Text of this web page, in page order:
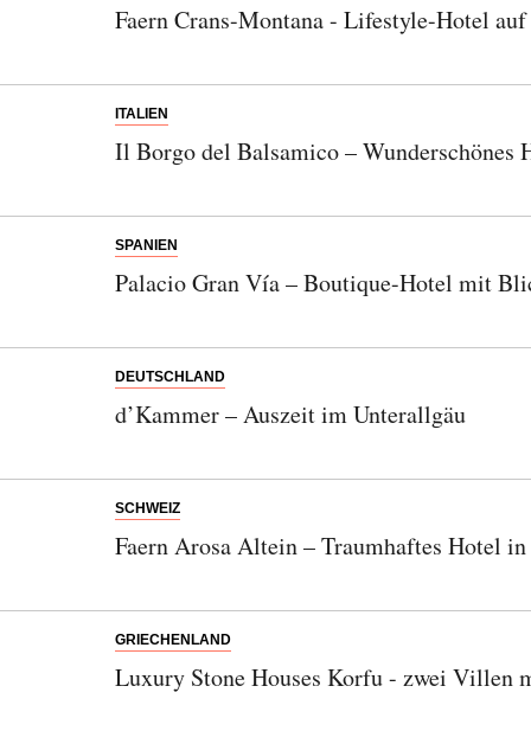
Faern Crans-Montana - Lifestyle-Hotel
ITALIEN
Il Borgo del Balsamico – Wunderschönes
SPANIEN
Palacio Gran Vía – Boutique-Hotel mit
DEUTSCHLAND
d’Kammer – Auszeit im Unterallgäu
SCHWEIZ
Faern Arosa Altein – Traumhaftes Hotel
GRIECHENLAND
Luxury Stone Houses Korfu - zwei Villen